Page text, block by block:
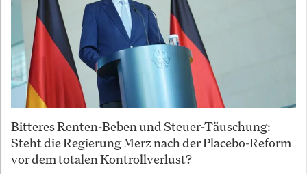
Bitteres Renten-Beben und Steuer-Täuschung:
Steht die Regierung Merz nach der Placebo-Reform
vor dem totalen Kontrollverlust?